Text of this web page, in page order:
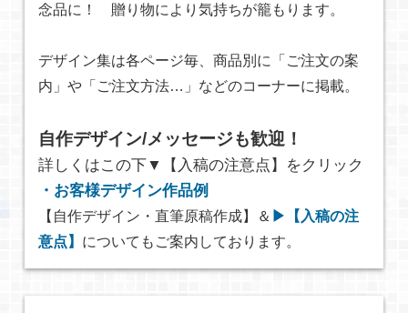
念品に！ 贈り物により気持ちが籠もります。
デザイン集は各ページ毎、商品別に「ご注文の案
内」や「ご注文方法…」などのコーナーに掲載。
自作デザイン/メッセージも歓迎！
詳しくはこの下▼【入稿の注意点】をクリック
・お客様デザイン作品例
【自作デザイン・直筆原稿作成】＆ ▶【入稿の注
意点】 についてもご案内しております。